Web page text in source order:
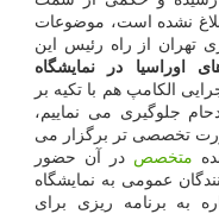
نشده است، موضوعات
تهران از راه رئیس این
اوراسیا در نمایشگاه
الکامپ هم با تکیه بر
جلوگیری می نماییم،
تخصصی تر برگزار می
متخصص در آن حضور
عمومی به نمایشگاه
برنامه ریزی برای